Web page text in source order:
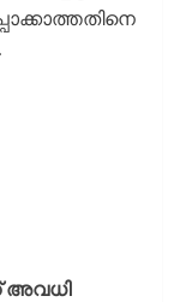
അവധി